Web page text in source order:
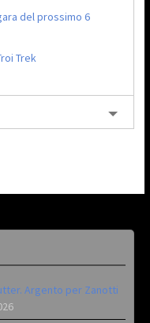
del prossimo 6
Trek
Argento per Zanotti